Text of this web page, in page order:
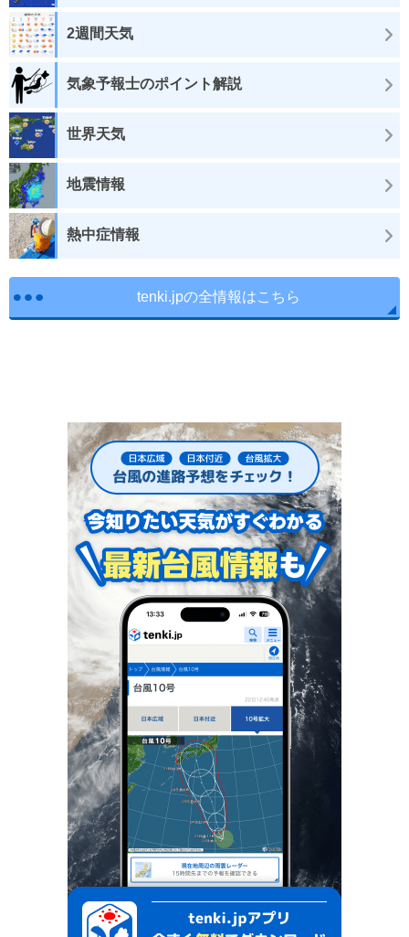
2週間天気
気象予報士のポイント解説
世界天気
地震情報
熱中症情報
tenki.jpの全情報はこちら